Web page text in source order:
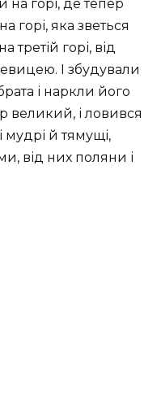
на горі, де тепер
горі, яка зветься
горі, від
І збудували
і наркли його
великий, і ловився
мудрі й тямущі,
від них поляни і